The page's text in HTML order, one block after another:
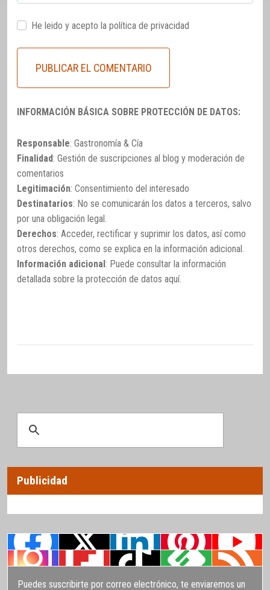
He leido y acepto la política de privacidad
INFORMACIÓN BÁSICA SOBRE PROTECCIÓN DE DATOS:
Responsable: Gastronomía & Cía
Finalidad: Gestión de suscripciones al blog y moderación de
comentarios
Legitimación: Consentimiento del interesado
Destinatarios: No se comunicarán los datos a terceros, salvo
por una obligación legal.
Derechos: Acceder, rectificar y suprimir los datos, así como
otros derechos, como se explica en la información adicional.
Información adicional : Puede consultar la información
detallada sobre la protección de datos aquí.
Publicidad
Puedes suscribirte por correo electrónico, te enviaremos un